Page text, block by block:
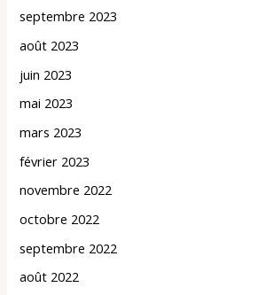
septembre 2023
août 2023
juin 2023
mai 2023
mars 2023
février 2023
novembre 2022
octobre 2022
septembre 2022
août 2022